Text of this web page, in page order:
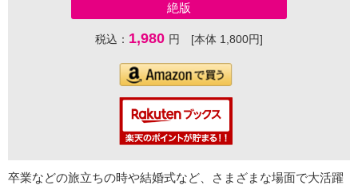
絶版
税込： 1,980 円 [本体 1,800円]
卒業などの旅立ちの時や結婚式など、さまざまな場面で大活躍